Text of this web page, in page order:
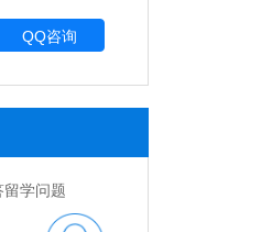
QQ咨询
学问题